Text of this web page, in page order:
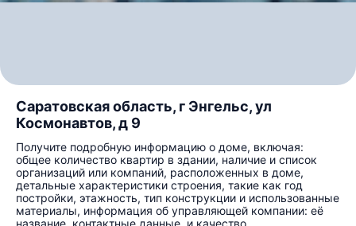
Саратовская область, г Энгельс, ул
Космонавтов, д 9
Получите подробную информацию о доме, включая:
общее количество квартир в здании, наличие и список
организаций или компаний, расположенных в доме,
детальные характеристики строения, такие как год
постройки, этажность, тип конструкции и использованные
материалы, информация об управляющей компании: её
название, контактные данные, и качество